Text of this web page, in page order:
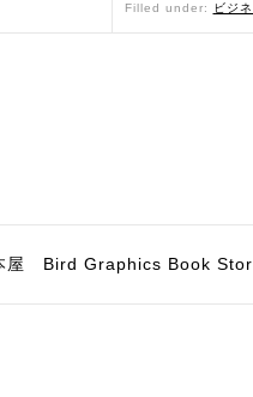
Filled under:
ビジ
屋 Bird Graphics Book